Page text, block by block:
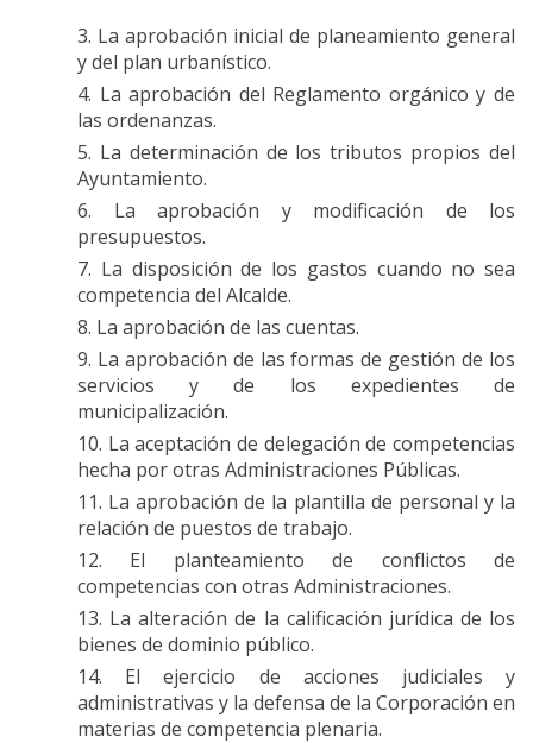
La aprobación inicial de planeamiento general
y del plan urbanístico.
La aprobación del Reglamento orgánico y de
las ordenanzas.
La determinación de los tributos propios del
Ayuntamiento.
La aprobación y modificación de los
presupuestos.
La disposición de los gastos cuando no sea
competencia del Alcalde.
La aprobación de las cuentas.
La aprobación de las formas de gestión de los
servicios y de los expedientes de
municipalización.
La aceptación de delegación de competencias
hecha por otras Administraciones Públicas.
La aprobación de la plantilla de personal y la
relación de puestos de trabajo.
El planteamiento de conflictos de
competencias con otras Administraciones.
La alteración de la calificación jurídica de los
bienes de dominio público.
El ejercicio de acciones judiciales y
administrativas y la defensa de la Corporación en
materias de competencia plenaria.